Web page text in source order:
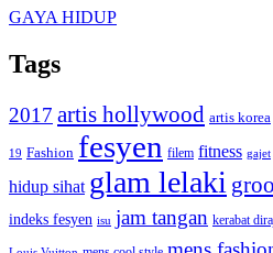
GAYA HIDUP
Tags
2017 artis hollywood artis korea
19 Fashion fesyen filem fitness gajet
hidup sihat glam lelaki
indeks fesyen isu jam tangan kerabat